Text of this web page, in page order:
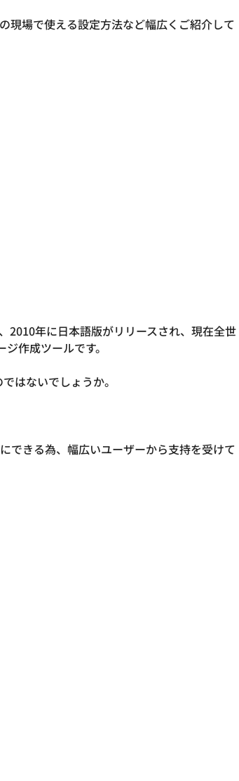
現場で使える設定方法など幅広くご紹介して
2010年に日本語版がリリースされ、現在全世
作成ツールです。
はないでしょうか。
できる為、幅広いユーザーから支持を受けて